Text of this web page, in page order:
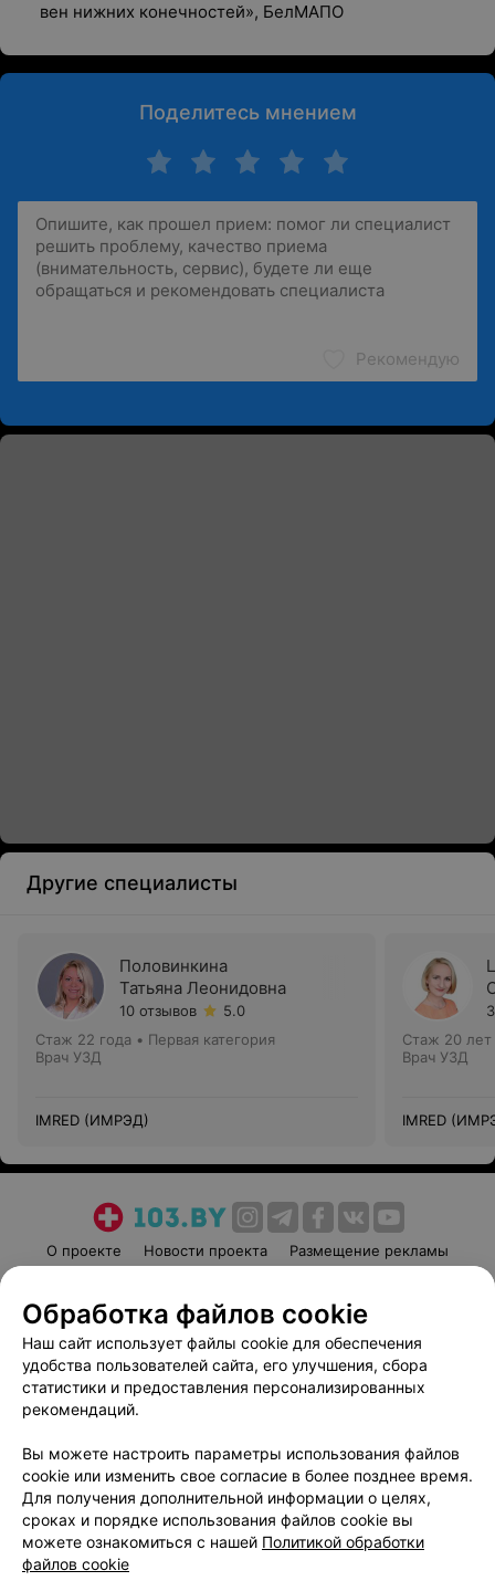
вен нижних конечностей», БелМАПО
Поделитесь мнением
Рекомендую
Другие специалисты
Половинкина
Татьяна Леонидовна
10 отзывов
5.0
Стаж 22 года • Первая категория
Врач УЗД
IMRED (ИМРЭД)
Стаж 20 лет
Врач УЗД
IMRED
О проекте Новости проекта
Размещение рекламы
Пользовательское соглашение
Способы оплаты
Вакансии
Партнеры
Написать руководителю 103.by
Обработка персональных данных
Обработка файлов cookie
Наш сайт использует файлы cookie для обеспечения
удобства пользователей сайта, его улучшения, сбора
статистики и предоставления персонализированных
рекомендаций.
Вы можете настроить параметры использования файлов
cookie или изменить свое согласие в более позднее время.
Для получения дополнительной информации о целях,
сроках и порядке использования файлов cookie вы
можете ознакомиться с нашей Политикой обработки
файлов cookie